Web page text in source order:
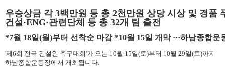
우승상금 각 3백만원 등 총 2천만원 상당 시상 및 경품
건설·ENG·관련단체 등 총 32개 팀 출전
*7월 18일(월)부터 선착순 마감 *10월 15일 개막 ···하남종합운
'제6회 전국 건설인 축구대회'가 오는 10월 15일(토)부터 10월 29일(토)까지
하남종합운동장에서 개최됩니다.